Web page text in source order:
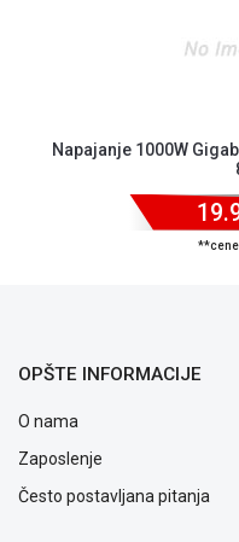
Isporuka
Opšti
uslovi
Saobraznost
Napajanje 1000W
**cene
OPŠTE INFORMACIJE
O nama
Zaposlenje
Često postavljana pitanja